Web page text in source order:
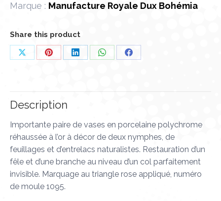
Marque : Manufacture Royale Dux Bohémia
Share this product
PartagerPartagerPartagerPartagerPartager
Description
Importante paire de vases en porcelaine polychrome
réhaussée à l’or à décor de deux nymphes, de
feuillages et d’entrelacs naturalistes. Restauration d’un
fêle et d’une branche au niveau d’un col parfaitement
invisible. Marquage au triangle rose appliqué, numéro
de moule 1095.